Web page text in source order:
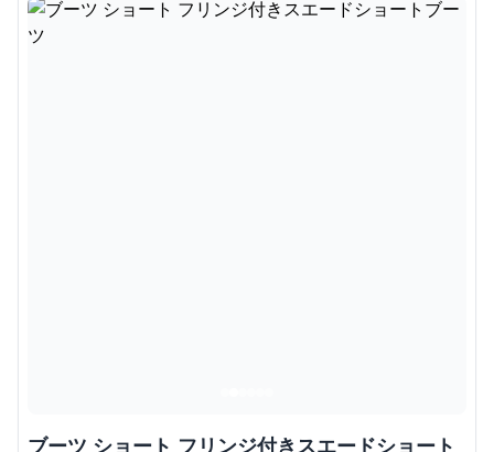
ブーツ ショート フリンジ付きスエードショート